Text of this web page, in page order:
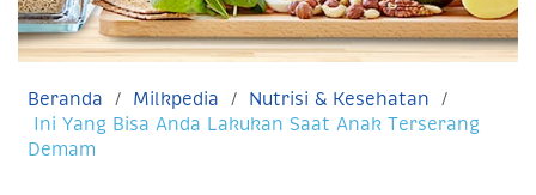
Beranda Milkpedia
Nutrisi & Kesehatan
Ini Yang Bisa Anda Lakukan Saat Anak Terserang
Demam